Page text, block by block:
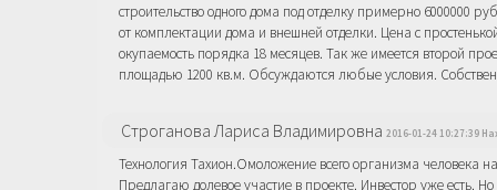
строительство одного дома под отделку примерно 6000000
от комплектации дома и внешней отделки. Цена с
окупаемость порядка 18 месяцев. Так же имеется второй
площадью 1200 кв.м. Обсуждаются любые условия.
Строганова Лариса Владимировна 2016-01-24 10:27:39
Технология Тахион.Омоложение всего организма человека
Предлагаю долевое участие в проекте. Инвестор уже есть.